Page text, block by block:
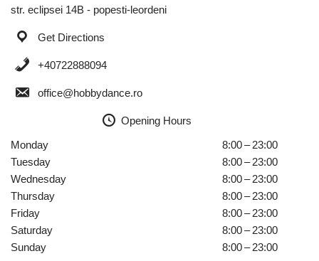
str. eclipsei 14B - popesti-leordeni
Get Directions
+40722888094
office@hobbydance.ro
Opening Hours
Monday
8:00 – 23:00
Tuesday
8:00 – 23:00
Wednesday
8:00 – 23:00
Thursday
8:00 – 23:00
Friday
8:00 – 23:00
Saturday
8:00 – 23:00
Sunday
8:00 – 23:00